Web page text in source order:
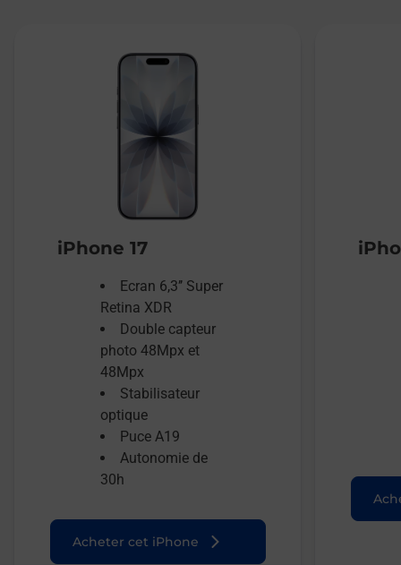
iPhone 17
Ecran 6,3’’ Super
Retina XDR
Double capteur
photo 48Mpx et
48Mpx
Stabilisateur
optique
Puce A19
Autonomie de
30h
Acheter cet iPhone